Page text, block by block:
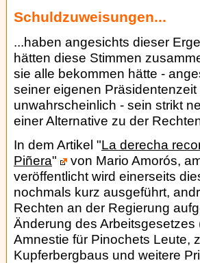
Schuldzuweisungen...
...haben angesichts dieser
hätten diese Stimmen
sie alle bekommen hätte -
seiner eigenen
unwahrscheinlich - sein strikt
einer Alternative zu der
In dem Artikel "La derecha
Piñera"
von Mario Amorós,
veröffentlicht wird einerseits
nochmals kurz ausgeführt,
Rechten an der Regierung
Änderung des
Amnestie für Pinochets Leute,
Kupferbergbaus und weitere